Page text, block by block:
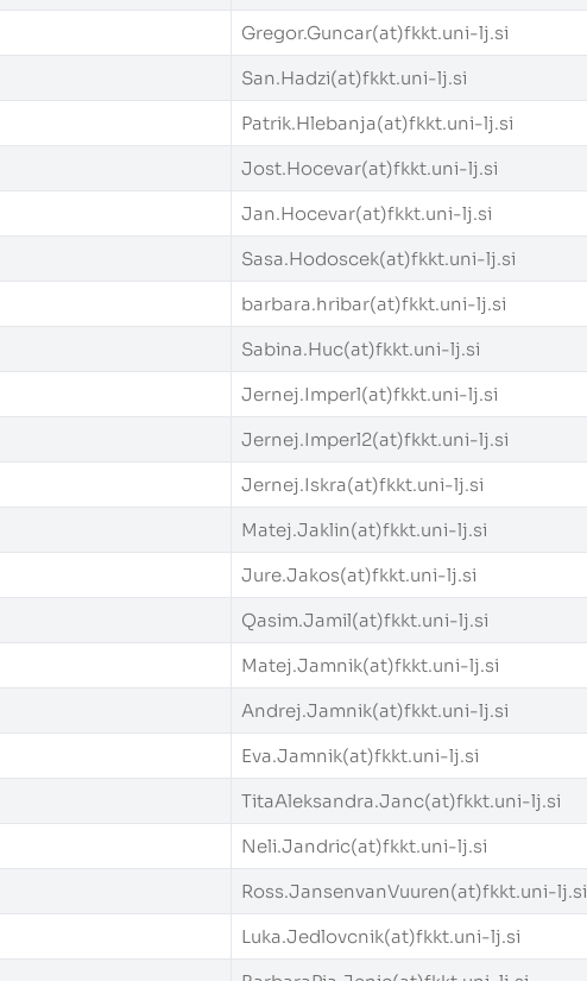
Gregor.Guncar(at)fkkt.uni-lj.si
San.Hadzi(at)fkkt.uni-lj.si
Patrik.Hlebanja(at)fkkt.uni-lj.si
Jost.Hocevar(at)fkkt.uni-lj.si
Jan.Hocevar(at)fkkt.uni-lj.si
Sasa.Hodoscek(at)fkkt.uni-lj.si
barbara.hribar(at)fkkt.uni-lj.si
Sabina.Huc(at)fkkt.uni-lj.si
Jernej.Imperl(at)fkkt.uni-lj.si
Jernej.Imperl2(at)fkkt.uni-lj.si
Jernej.Iskra(at)fkkt.uni-lj.si
Matej.Jaklin(at)fkkt.uni-lj.si
Jure.Jakos(at)fkkt.uni-lj.si
Qasim.Jamil(at)fkkt.uni-lj.si
Matej.Jamnik(at)fkkt.uni-lj.si
Andrej.Jamnik(at)fkkt.uni-lj.si
Eva.Jamnik(at)fkkt.uni-lj.si
TitaAleksandra.Janc(at)fkkt.uni-lj.si
Neli.Jandric(at)fkkt.uni-lj.si
Ross.JansenvanVuuren(at)fkkt.uni-lj.si
Luka.Jedlovcnik(at)fkkt.uni-lj.si